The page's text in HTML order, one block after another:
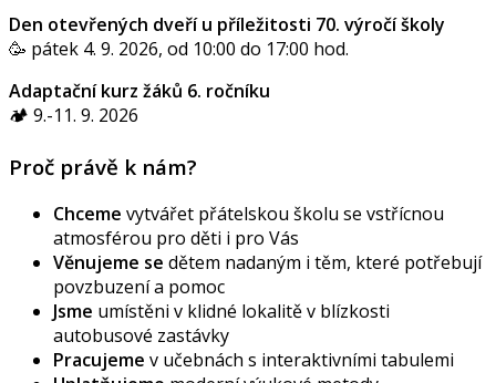
Den otevřených dveří u příležitosti 70. výročí školy
🥳 pátek 4. 9. 2026, od 10:00 do 17:00 hod.
Adaptační kurz žáků 6. ročníku
🏕️ 9.-11. 9. 2026
Proč právě k nám?
Chceme vytvářet přátelskou školu se vstřícnou
atmosférou pro děti i pro Vás
Věnujeme se dětem nadaným i těm, které potřebují
povzbuzení a pomoc
Jsme umístěni v klidné lokalitě v blízkosti
autobusové zastávky
Pracujeme v učebnách s interaktivními tabulemi